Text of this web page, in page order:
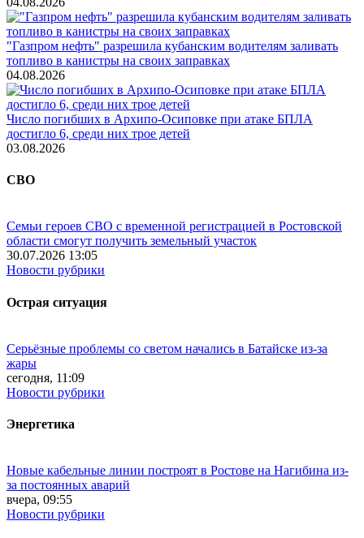
"Газпром нефть" разрешила кубанским водителям заливать
топливо в канистры на своих заправках
04.08.2026
Число погибших в Архипо-Осиповке при атаке БПЛА
достигло 6, среди них трое детей
03.08.2026
СВО
Семьи героев СВО с временной регистрацией в Ростовской
области смогут получить земельный участок
30.07.2026 13:05
Новости рубрики
Острая ситуация
Серьёзные проблемы со светом начались в Батайске из-за
жары
сегодня, 11:09
Новости рубрики
Энергетика
Новые кабельные линии построят в Ростове на Нагибина из-
за постоянных аварий
вчера, 09:55
Новости рубрики